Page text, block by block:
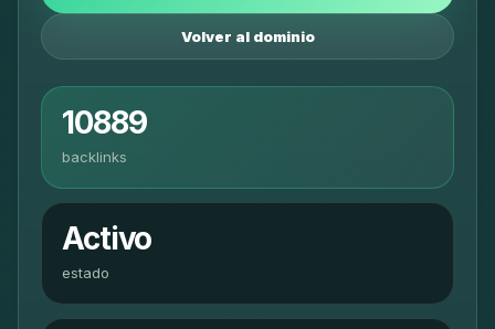
Volver al dominio
10889
backlinks
Activo
estado